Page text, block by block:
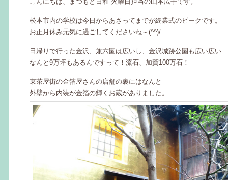
松本市内の学校は今日からあさってまでが終業式のピークです。
お正月休み元気に過ごしてくださいね～(^^)/
日帰りで行った金沢、兼六園は広いし、金沢城跡公園も広い広い
なんと9万坪もあるんですって！流石、加賀100万石！
東茶屋街の金箔屋さんの店舗の裏にはなんと
外壁から内装が金箔の輝くお蔵がありました。